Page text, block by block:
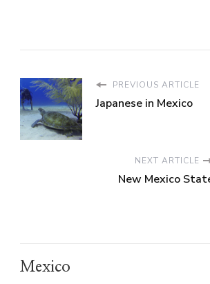
PREVIOUS ARTICLE
Japanese in Mexico
NEXT ARTICLE
New Mexico
Mexico